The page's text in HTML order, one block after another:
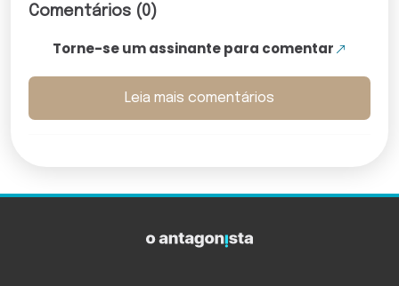
Comentários (0)
Torne-se um assinante para comentar
Leia mais comentários